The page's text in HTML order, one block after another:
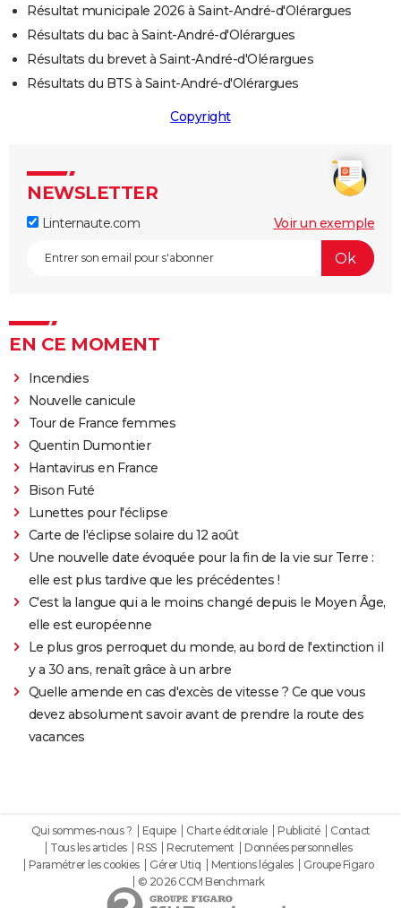
Résultat municipale 2026 à Saint-André-d'Olérargues
Résultats du bac à Saint-André-d'Olérargues
Résultats du brevet à Saint-André-d'Olérargues
Résultats du BTS à Saint-André-d'Olérargues
Copyright
NEWSLETTER
Linternaute.com Voir un exemple
EN CE MOMENT
Incendies
Nouvelle canicule
Tour de France femmes
Quentin Dumontier
Hantavirus en France
Bison Futé
Lunettes pour l'éclipse
Carte de l'éclipse solaire du 12 août
Une nouvelle date évoquée pour la fin de la vie sur Terre :
elle est plus tardive que les précédentes !
C'est la langue qui a le moins changé depuis le Moyen Âge,
elle est européenne
Le plus gros perroquet du monde, au bord de l'extinction il
y a 30 ans, renaît grâce à un arbre
Quelle amende en cas d'excès de vitesse ? Ce que vous
devez absolument savoir avant de prendre la route des
vacances
Qui sommes-nous ? Equipe Charte éditoriale Publicité
Contact
Tous les articles
RSS Recrutement
Données personnelles
Paramétrer les cookies
Gérer Utiq Mentions légales
Groupe Figaro
© 2026 CCM Benchmark